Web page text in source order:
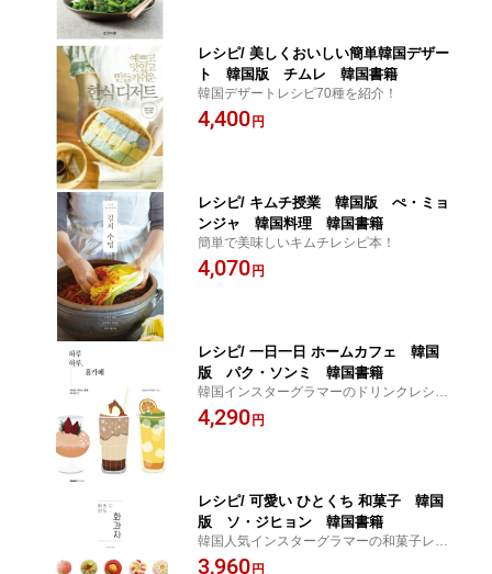
レシピ/ 美しくおいしい簡単韓国デザー
ト 韓国版 チムレ 韓国書籍
韓国デザートレシピ70種を紹介！
4,400 円
レシピ/ キムチ授業 韓国版 ぺ・ミョ
ンジャ 韓国料理 韓国書籍
簡単で美味しいキムチレシピ本！
4,070 円
レシピ/ 一日一日 ホームカフェ 韓国
版 パク・ソンミ 韓国書籍
韓国インスターグラマーのドリンクレシピ
本！
4,290 円
レシピ/ 可愛い ひとくち 和菓子 韓国
版 ソ・ジヒョン 韓国書籍
韓国人気インスターグラマーの和菓子レシ
ピ本！
3,960 円